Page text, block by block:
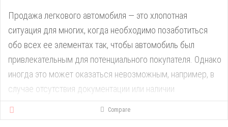
зарядку электромобилей BMW, а также других марок.
Зарядные станции BMW предназначены для
использования как в домашних условиях, так и на [...]
Продажа легкового автомобиля — это хлопотная
ситуация для многих, когда необходимо позаботиться
обо всех ее элементах так, чтобы автомобиль был
привлекательным для потенциального покупателя. Однако
иногда это может оказаться невозможным, например, в
случае отсутствия документации или наличии
механических повреждений. Какие именно проблемы
являются наиболее частыми причинами сложных продаж
Compare